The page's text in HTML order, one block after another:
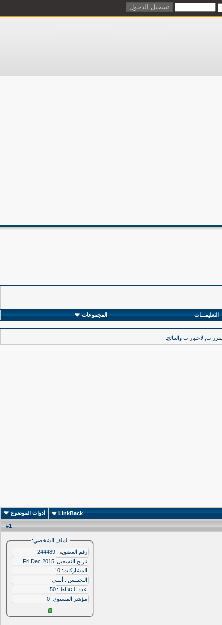
التعليمـــات المجموعات
والنتائج.
LinkBack أدوات الموضوع
#
1
الملف الشخصي:
رقم العضوية : 244489
تاريخ التسجيل: Fri Dec 2015
المشاركات: 10
الـجنــس : أنـثـى
عدد الـنقـاط : 50
مؤشر المستوى:0